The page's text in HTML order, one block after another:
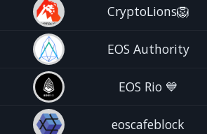
CryptoLions🦁
EOS Authority
EOS Rio 💙
eoscafeblock